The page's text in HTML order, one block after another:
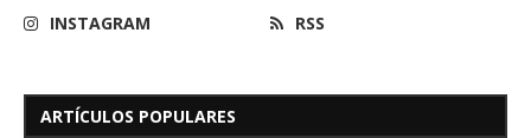
INSTAGRAM
RSS
ARTÍCULOS POPULARES